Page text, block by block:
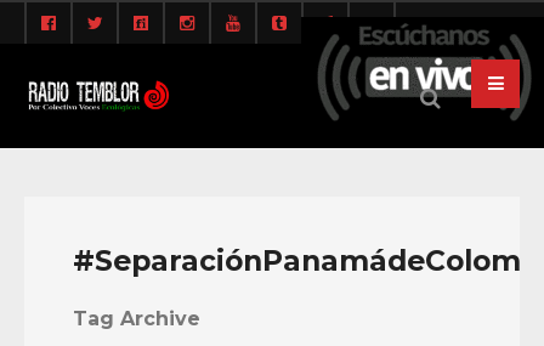
Tag Archive